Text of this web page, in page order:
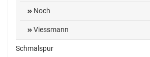
Noch
Viessmann
Schmalspur